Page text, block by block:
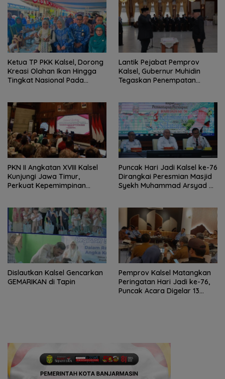
Ketua TP PKK Kalsel, Dorong
Kreasi Olahan Ikan Hingga
Tingkat Nasional Pada
Lantik Pejabat Pemprov
Kalsel, Gubernur Muhidin
Tegaskan Penempatan
PKN II Angkatan XVIII Kalsel
Kunjungi Jawa Timur,
Perkuat Kepemimpinan
Puncak Hari Jadi Kalsel ke-76
Dirangkai Peresmian Masjid
Syekh Muhammad Arsyad Al
Dislautkan Kalsel Gencarkan
GEMARIKAN di Tapin
Pemprov Kalsel Matangkan
Peringatan Hari Jadi ke-76,
Puncak Acara Digelar 13